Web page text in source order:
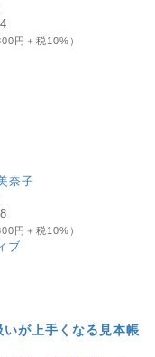
円＋税10%）
奈子
円＋税10%）
ブ
が上手くなる見本帳